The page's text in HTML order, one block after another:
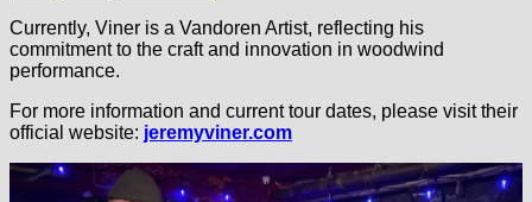
Currently, Viner is a Vandoren Artist, reflecting his
commitment to the craft and innovation in woodwind
performance.
For more information and current tour dates, please visit their
official website: jeremyviner.com